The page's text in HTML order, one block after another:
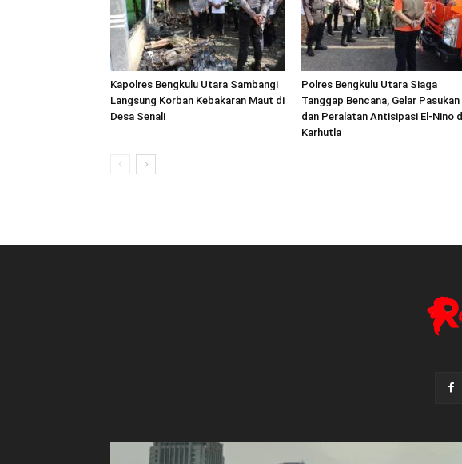
Kapolres Bengkulu Utara Sambangi
Langsung Korban Kebakaran Maut di
Desa Senali
Polres Bengkulu Utara Siaga
Tanggap Bencana, Gelar Pasukan
dan Peralatan Antisipasi El-Nino
Karhutla